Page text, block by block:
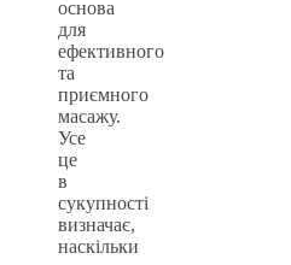
основа
для
ефективного
та
приємного
масажу.
Усе
це
в
сукупності
визначає,
наскільки